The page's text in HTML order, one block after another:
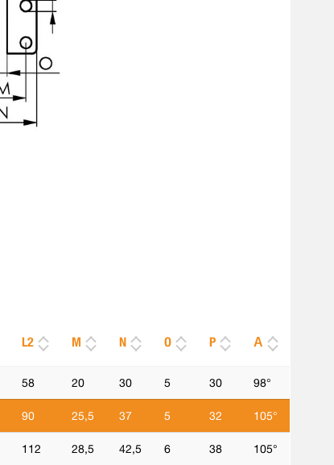
L2 M N O P Α
58 20 30 5 30 98°
90 25,5 37 5 32 105°
112 28,5 42,5 6 38 105°